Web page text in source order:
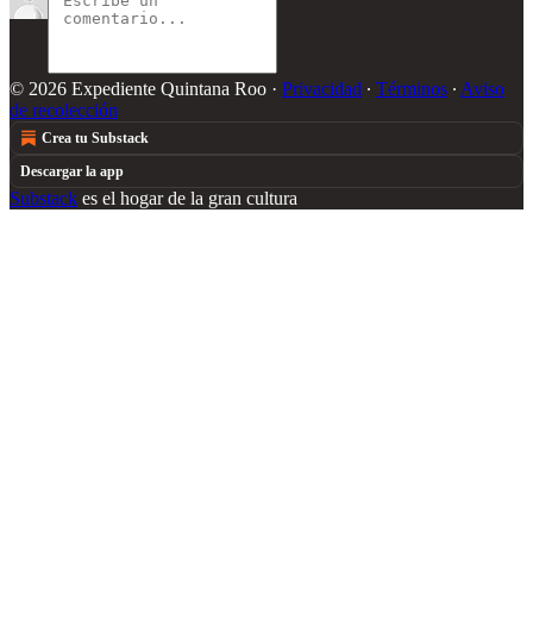
© 2026 Expediente Quintana Roo · Privacidad ∙ Términos ∙ Aviso
de recolección
Crea tu Substack
Descargar la app
Substack es el hogar de la gran cultura